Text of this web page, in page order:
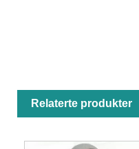
Relaterte produkter